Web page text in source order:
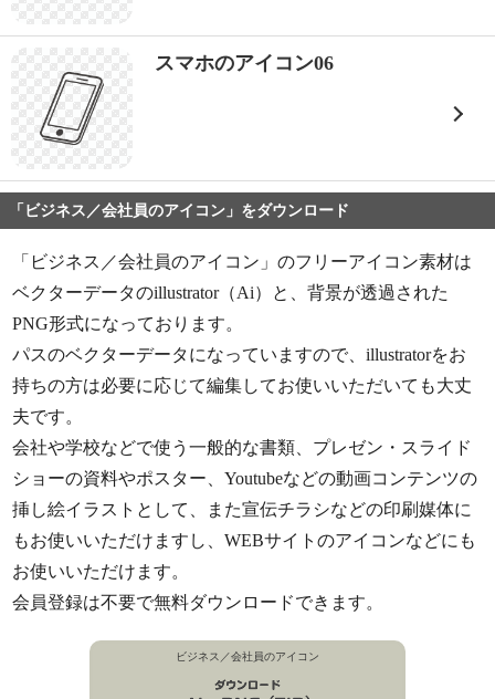
スマホのアイコン06
「ビジネス／会社員のアイコン」をダウンロード
「ビジネス／会社員のアイコン」のフリーアイコン素材は
ベクターデータのillustrator（Ai）と、背景が透過された
PNG形式になっております。
パスのベクターデータになっていますので、illustratorをお
持ちの方は必要に応じて編集してお使いいただいても大丈
夫です。
会社や学校などで使う一般的な書類、プレゼン・スライド
ショーの資料やポスター、Youtubeなどの動画コンテンツの
挿し絵イラストとして、また宣伝チラシなどの印刷媒体に
もお使いいただけますし、WEBサイトのアイコンなどにも
お使いいただけます。
会員登録は不要で無料ダウンロードできます。
ビジネス／会社員のアイコン